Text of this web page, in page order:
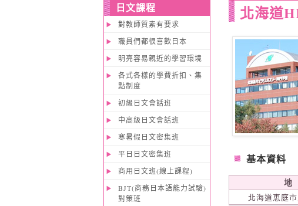
北海道
基本資料
北海道恵庭
日文課程
對教師質素有要求
職員們都很喜歡日本
明亮容易親近的學習環境
各式各樣的學費折扣、集
點制度
初級日文會話班
中高級日文會話班
寒暑假日文密集班
平日日文密集班
商用日文班(線上課程)
BJT(商務日本語能力試驗)
對策班